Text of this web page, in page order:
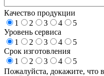
Качество продукции
1
2 3 4
5
Уровень сервиса
1
2 3 4
5
Срок изготовления
1
2 3 4
5
Пожалуйста, докажите, что